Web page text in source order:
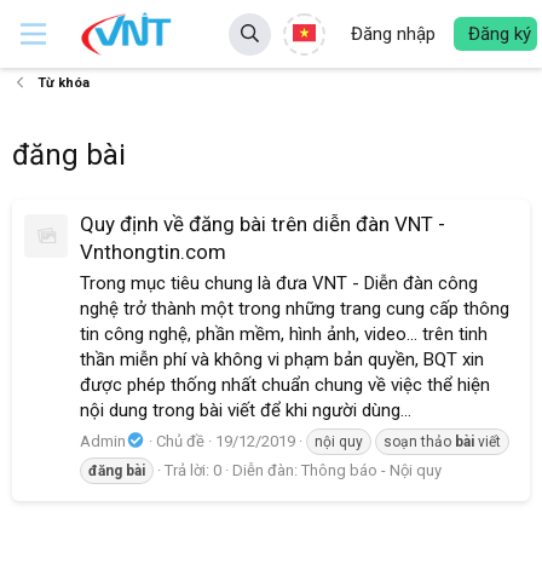
Đăng nhập Đăng ký
Từ khóa
đăng bài
Quy định về đăng bài trên diễn đàn VNT -
Vnthongtin.com
Trong mục tiêu chung là đưa VNT - Diễn đàn công
nghệ trở thành một trong những trang cung cấp thông
tin công nghệ, phần mềm, hình ảnh, video... trên tinh
thần miễn phí và không vi phạm bản quyền, BQT xin
được phép thống nhất chuẩn chung về việc thể hiện
nội dung trong bài viết để khi người dùng...
Admin Chủ đề 19/12/2019 nội quy soạn thảo bài viết
đăng bài Trả lời: 0 Diễn đàn: Thông báo - Nội quy